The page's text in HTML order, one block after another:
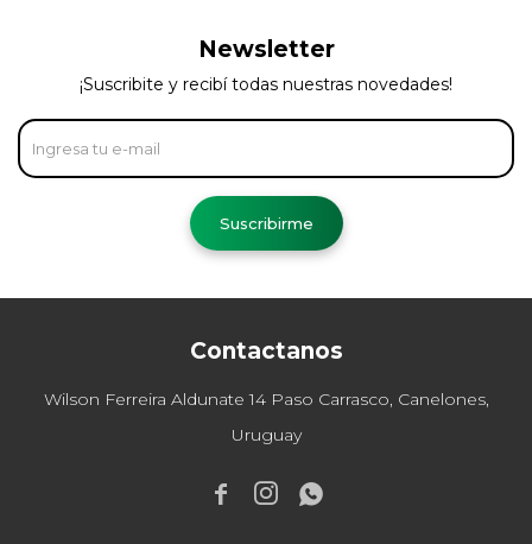
Contactanos
Wilson Ferreira Aldunate 14 Paso Carrasco, Canelones,
Uruguay
  
Newsletter
¡Suscribite y recibí todas nuestras novedades!
Suscribirme